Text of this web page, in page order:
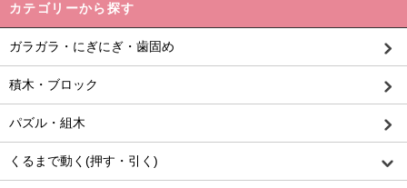
カテゴリーから探す
ガラガラ・にぎにぎ・歯固め
積木・ブロック
パズル・組木
くるまで動く(押す・引く)